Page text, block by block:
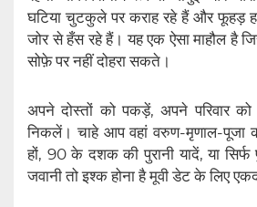
घटिया चुटकुले पर कराह रहे हैं और फूहड़
जोर से हँस रहे हैं। यह एक ऐसा माहौल है
सोफ़े पर नहीं दोहरा सकते।
अपने दोस्तों को पकड़ें, अपने परिवार
निकलें। चाहे आप वहां वरुण-मृणाल-पूजा
हों, 90 के दशक की पुरानी यादें, या सिर्फ
जवानी तो इश्क होना है मूवी डेट के लिए